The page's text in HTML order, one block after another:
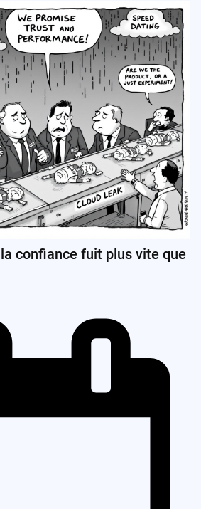
confiance fuit plus vite que